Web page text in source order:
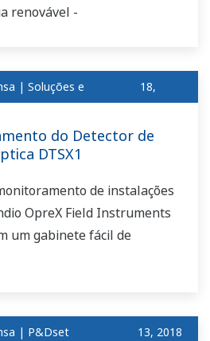
renovável -
| Soluções e 18,
do Detector de
DTSX1
de instalações
OpreX Field Instruments
um gabinete fácil de
| P&Dset 13, 2018